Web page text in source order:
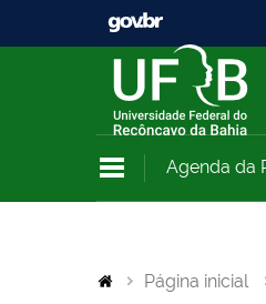
Agenda da
Página inicial